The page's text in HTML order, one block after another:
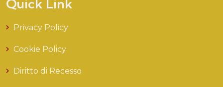
Quick Link
Privacy Policy
Cookie Policy
Diritto di Recesso